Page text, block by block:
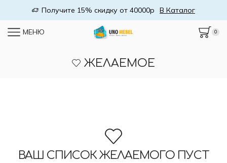
Получите 15% скидку от 40000р В Каталог
МЕНЮ 0
ЖЕЛАЕМОЕ
ВАШ СПИСОК ЖЕЛАЕМОГО ПУСТ